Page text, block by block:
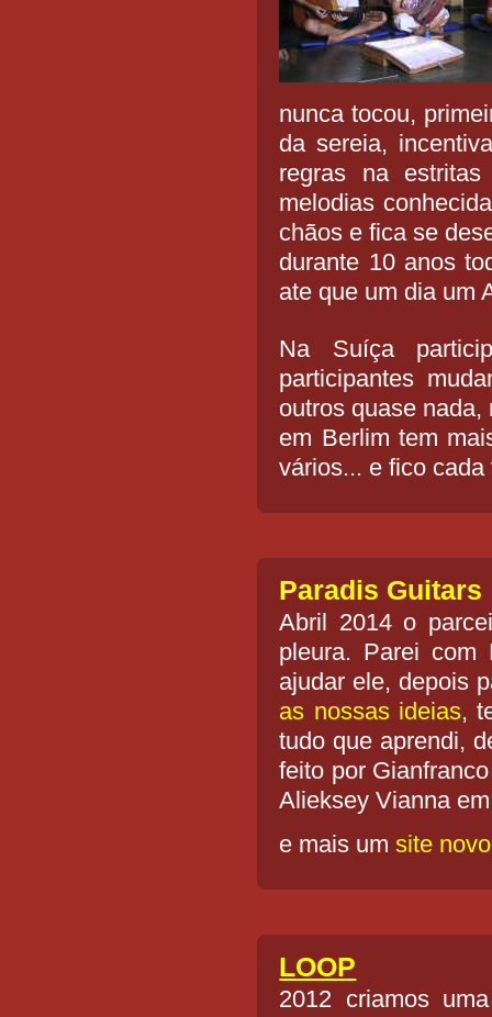
nunca tocou,
da sereia,
regras na
melodias
chãos e fica se
durante 10 anos
ate que um dia um
Na Suíça
participantes
outros quase
em Berlim tem
vários... e fico
Paradis Guitars
Abril 2014 o
pleura. Parei
ajudar ele, depois
as nossas ideias,
tudo que aprendi,
feito por
Alieksey Vianna
e mais umsite novo
LOOP
2012 criamos